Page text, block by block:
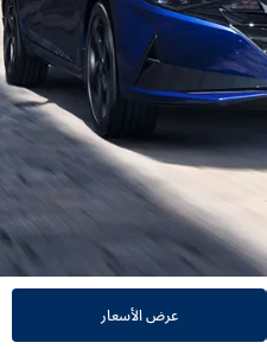
عرض الأسعار